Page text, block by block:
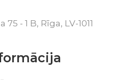
- 1 B, Rīga, LV-1011